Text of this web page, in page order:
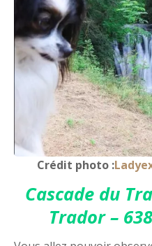
Crédit photo :
Cascade du
Trador –